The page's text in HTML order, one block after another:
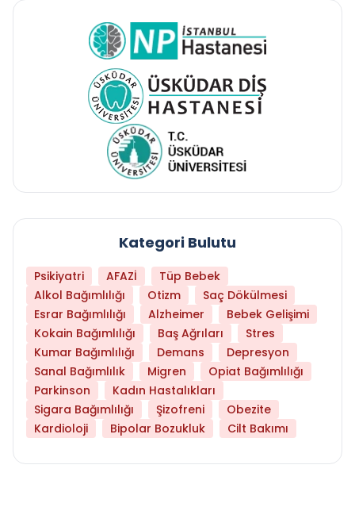
Kategori Bulutu
Psikiyatri AFAZİ
Tüp Bebek
Alkol Bağımlılığı
Otizm
Saç Dökülmesi
Esrar Bağımlılığı
Alzheimer
Bebek Gelişimi
Kokain Bağımlılığı
Baş Ağrıları
Stres
Kumar Bağımlılığı
Demans
Depresyon
Sanal Bağımlılık
Migren
Opiat Bağımlılığı
Parkinson
Kadın Hastalıkları
Sigara Bağımlılığı
Şizofreni
Obezite
Kardioloji
Bipolar Bozukluk Cilt Bakımı